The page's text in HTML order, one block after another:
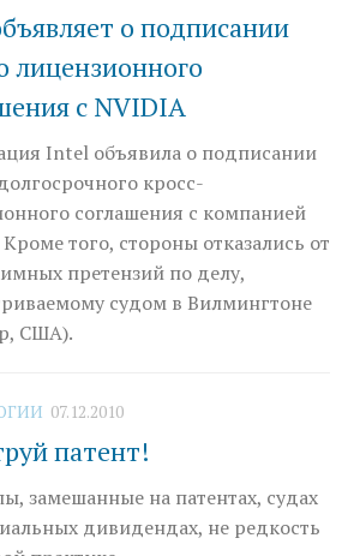
о подписании
лицензионного
с NVIDIA
Intel объявила о подписании
кросс-
соглашения с компанией
того, стороны отказались от
претензий по делу,
судом в Вилмингтоне
США).
07.12.2010
патент!
замешанные на патентах, судах
дивидендах, не редкость